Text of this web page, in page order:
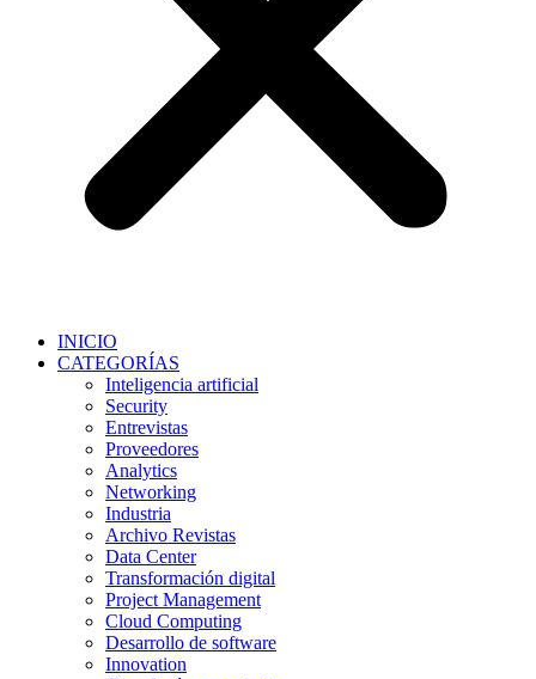
INICIO
CATEGORÍAS
Inteligencia artificial
Security
Entrevistas
Proveedores
Analytics
Networking
Industria
Archivo Revistas
Data Center
Transformación digital
Project Management
Cloud Computing
Desarrollo de software
Innovation